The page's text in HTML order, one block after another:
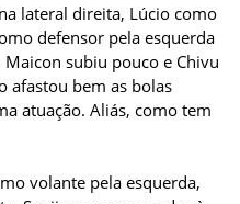
lateral direita, Lúcio como
defensor pela esquerda
subiu pouco e Chivu
afastou bem as bolas
atuação. Aliás, como tem
volante pela esquerda,